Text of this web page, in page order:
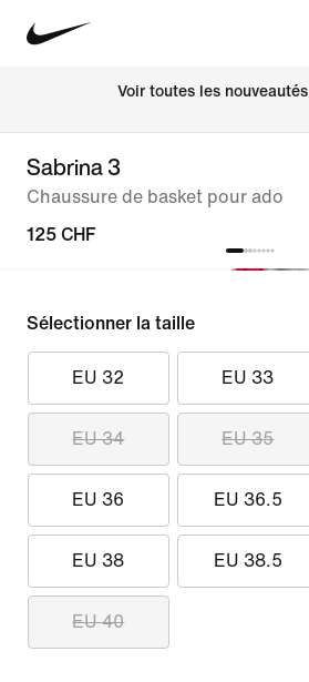
Voir toutes les nouveautés
Sabrina 3
Chaussure de basket pour ado
125 CHF
Sélectionner la taille
EU 32 EU 33
EU 34 EU 35
EU 36 EU 36.5
EU 38 EU 38.5
EU 40